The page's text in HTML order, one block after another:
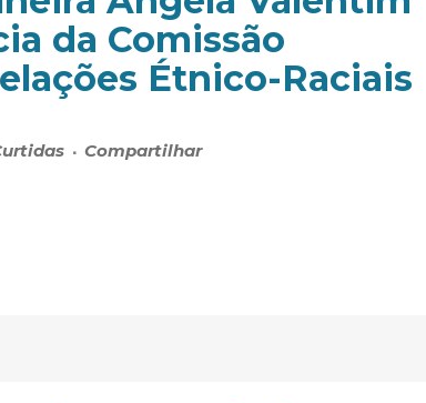
da Comissão
Étnico-Raciais
Compartilhar